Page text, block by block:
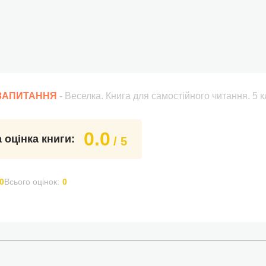
- Веселка. Книга для самостійного читання. 5
оцінка книги: 0.0 / 5
0Всього оцінок: 0